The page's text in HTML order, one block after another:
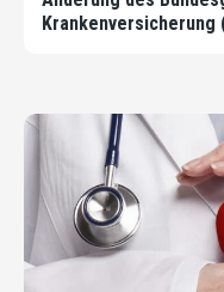
Krankenversicherung